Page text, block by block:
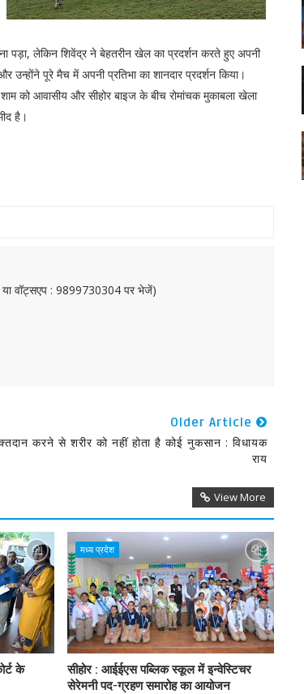
पड़ा, लेकिन शिवेंद्र ने बेहतरीन खेल का प्रदर्शन करते हुए अपनी
पूरे मैच में अपनी प्रतिभा का शानदार प्रदर्शन किया।
शाम को आवासीय और सीहोर बाइज के बीच रोमांचक मुकाबला खेला
है।
वॉट्सएप : 9899730304 पर भेजें)
Older Article
करने से शरीर को नहीं होता है कोई नुकसान : विधायक
राय
View More
के
मध्य प्रदेश
सीहोर : आईईएस पब्लिक स्कूल में इन्वेस्टिचर
सेरेमनी पद-ग्रहण समारोह का आयोजन